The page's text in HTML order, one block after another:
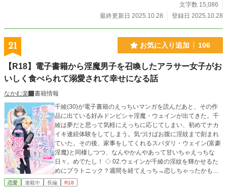
文字数 15,086
最終更新日 2025.10.28
登録日 2025.10.28
21 お気に入り追加 106
【R18】電子書籍から淫魔男子を召喚したアラサー女子がお
いしく食べられて溺愛されて幸せになる話
なかむ楽
書籍情報
千綾(30)が電子書籍のえっちいマンガを読んだあと、その作
品に出ている好みドンピシャ淫魔・ウェインが出てきた。千
綾は夢だと思って気軽にえっちに応じてしまい、初めてナカ
イキ連続体験をしてしまう。気づけばお腹に淫紋まで刻まれ
ていた。その後、家事をしてくれるスパダリ・ウェイン(富豪
淫魔)と同棲しつつ、なんやかんやあって甘いちゃえっちな
日々。めでたし！ ◇ 02.ウェインが千綾の淫紋を輝かせるた
めにプラトニック？週間を経てえっち→恋しちゃったかも？
な話 03.千綾、脳イキと新しい淫紋を刻まれ→プレプロポー
恋愛 連載中 長編 R18